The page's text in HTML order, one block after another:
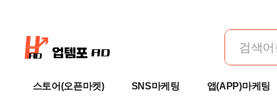
스토어(오픈마켓) SNS마케팅 앱(APP)마케팅